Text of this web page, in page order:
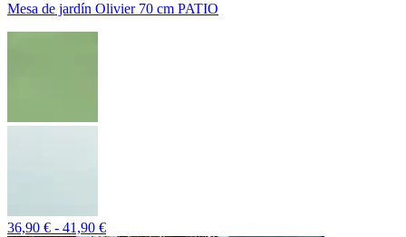
Mesa de jardín Olivier 70 cm PATIO
36,90 € - 41,90 €